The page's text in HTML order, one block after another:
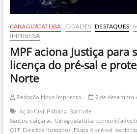
CARAGUATATUBA CIDADES DESTAQUES
IMPRENSA
MPF aciona Justiça para
licença do pré-sal e
Norte
Redação Nova Imprensa
2 de dezembro
Ação Civil Pública Bacia de
Santos caiçaras Caraguatatuba comunidades
OIT Direitos Humanos Etapa 4 pré-sal